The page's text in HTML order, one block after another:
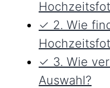
✓ 2. Wie
✓ 3. Wie
Auswahl?